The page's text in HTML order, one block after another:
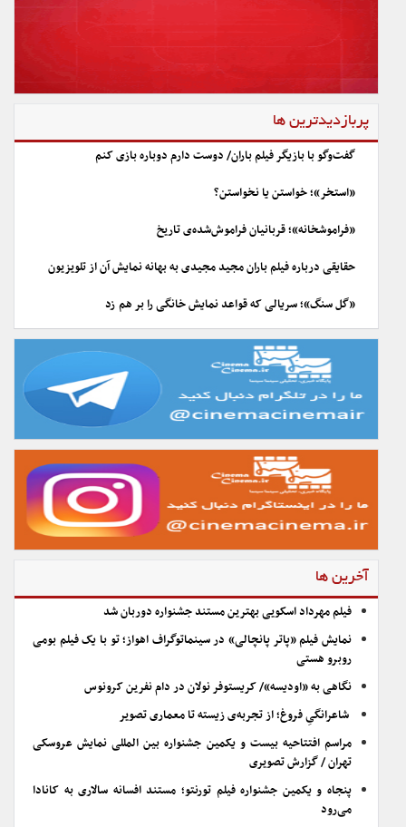
پربازدیدترین ها
گفت‌وگو با بازیگر فیلم باران/ دوست دارم دوباره بازی کنم
«استخر»؛ خواستن یا نخواستن؟
«فراموشخانه»؛ قربانیان فراموش‌شده‌ی تاریخ
حقایقی درباره فیلم باران مجید مجیدی به بهانه نمایش آن از تلویزیون
«گل سنگ»؛ سریالی که قواعد نمایش خانگی را بر هم زد
آخرین ها
فیلم مهرداد اسکویی بهترین مستند جشنواره دوربان شد
نمایش فیلم «پاتر پانچالی» در سینماتوگراف اهواز؛ تو با یک فیلم بومی
روبرو هستی
نگاهی به «اودیسه»/ کریستوفر نولان در دام نفرین کرونوس
شاعرانگیِ فروغ؛ از تجربه‌ی زیسته تا معماری تصویر
مراسم افتتاحیه بیست و یکمین جشنواره بین المللی نمایش عروسکی
تهران / گزارش تصویری
پنجاه و یکمین جشنواره فیلم تورنتو؛ مستند افسانه سالاری به کانادا
می‌رود